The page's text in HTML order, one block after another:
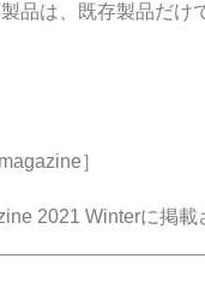
品は、既存製品だけ
］
2021 Winterに掲